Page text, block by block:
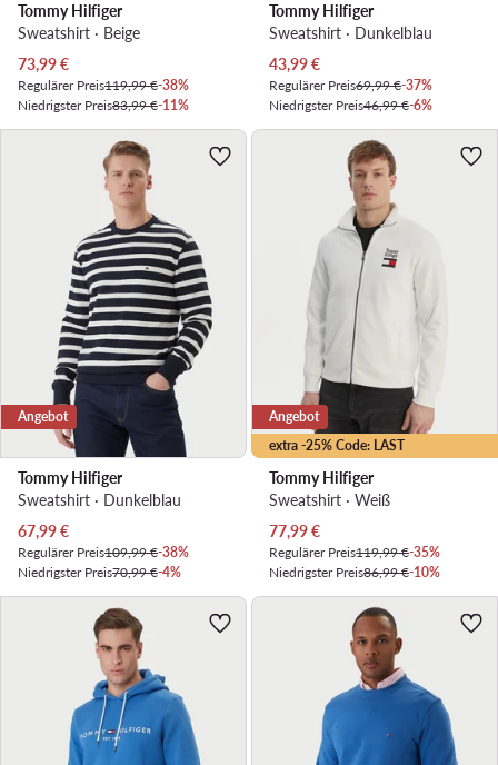
Tommy Hilfiger
Sweatshirt · Beige
Aktueller Preis
73,99€
Regulärer Preis119,99 €-38%
Niedrigster Preis83,99 €-11%
Tommy Hilfiger
Sweatshirt · Dunkelblau
Aktueller Preis
43,99€
Regulärer Preis69,99 €-37%
Niedrigster Preis46,99 €-6%
Angebot
Tommy Hilfiger
Sweatshirt · Dunkelblau
Aktueller Preis
67,99€
Regulärer Preis109,99 €-38%
Niedrigster Preis70,99 €-4%
extra -25% Code: LAST
Angebot
Tommy Hilfiger
Sweatshirt · Weiß
Aktueller Preis
77,99€
Regulärer Preis119,99 €-35%
Niedrigster Preis86,99 €-10%